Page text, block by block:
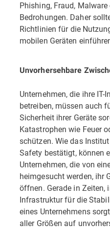
Phishing, Fraud, Malware
Bedrohungen. Daher
Richtlinien für die
mobilen Geräten
Unvorhersehbare
Unternehmen, die ihre
betreiben, müssen auch
Sicherheit ihrer Geräte
Katastrophen wie Feuer
schützen. Wie das
Safety bestätigt, können
Unternehmen, die von
heimgesucht werden, ihr
öffnen. Gerade in Zeiten,
Infrastruktur für die
eines Unternehmens
aller Größen auf